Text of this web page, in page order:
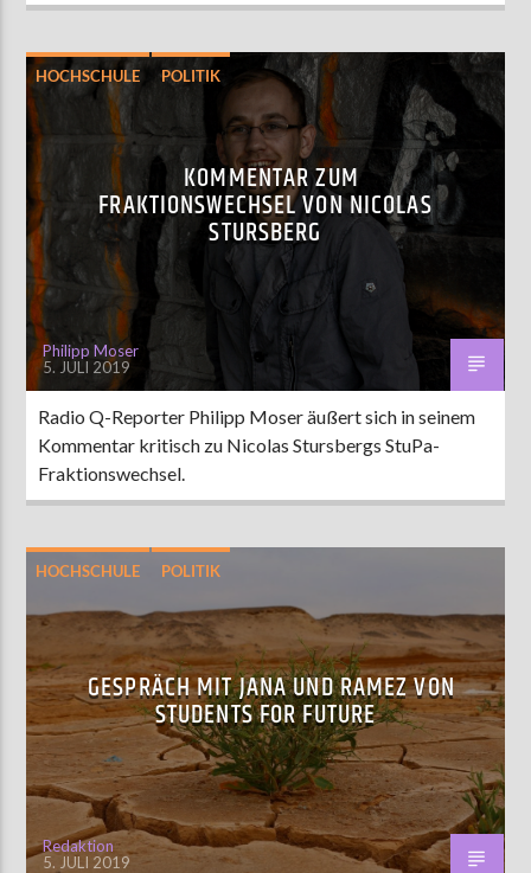
HOCHSCHULE POLITIK
KOMMENTAR ZUM
FRAKTIONSWECHSEL VON NICOLAS
STURSBERG
Philipp Moser
5. JULI 2019
Radio Q-Reporter Philipp Moser äußert sich in seinem
Kommentar kritisch zu Nicolas Stursbergs StuPa-
Fraktionswechsel.
HOCHSCHULE POLITIK
GESPRÄCH MIT JANA UND RAMEZ VON
STUDENTS FOR FUTURE
Redaktion
5. JULI 2019